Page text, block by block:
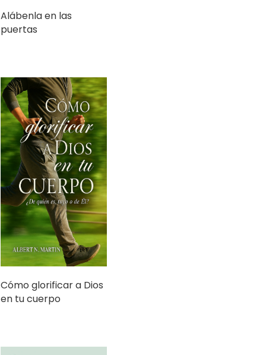
Alábenla en las
puertas
Cómo glorificar a Dios
en tu cuerpo